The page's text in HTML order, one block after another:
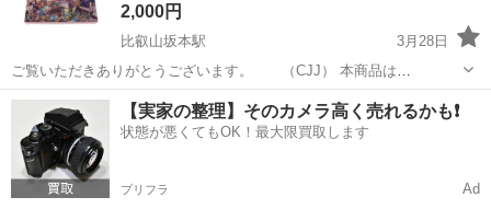
2,000円
比叡山坂本駅
3月28日
ご覧いただきありがとうございます。 （CJJ） 本商品は
「Fate/EXTELLA REGALIA BOX（初回限定版）」のPlayStation4用ソ
フトです。 【商品状態】 ・中古品（動作未確認） ・外箱に...
滋賀 大津市 比叡山坂本駅 テレビゲーム 初回限定
【実家の整理】そのカメラ高く売れるかも❗️
状態が悪くてもOK！最大限買取します
プリフラ Ad